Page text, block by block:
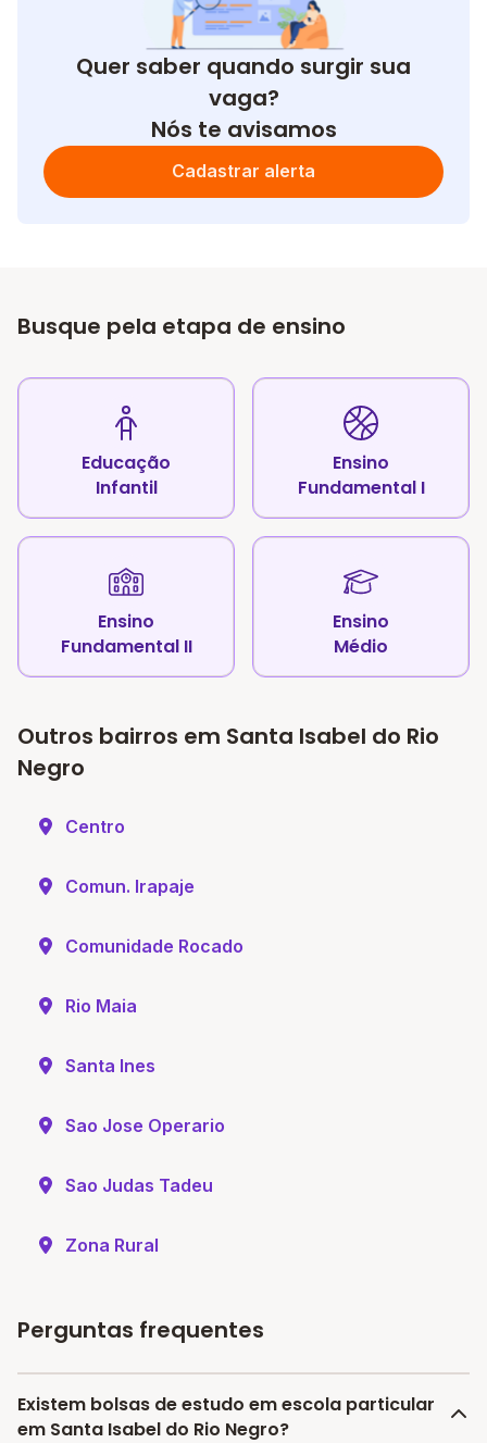
Quer saber quando surgir sua
vaga?
Nós te avisamos
Cadastrar alerta
Busque pela etapa de ensino
Educação
Infantil
Ensino
Fundamental I
Ensino
Fundamental II
Ensino
Médio
Outros bairros em Santa Isabel do Rio
Negro
Centro
Comun. Irapaje
Comunidade Rocado
Rio Maia
Santa Ines
Sao Jose Operario
Sao Judas Tadeu
Zona Rural
Perguntas frequentes
Existem bolsas de estudo em escola particular
em Santa Isabel do Rio Negro?